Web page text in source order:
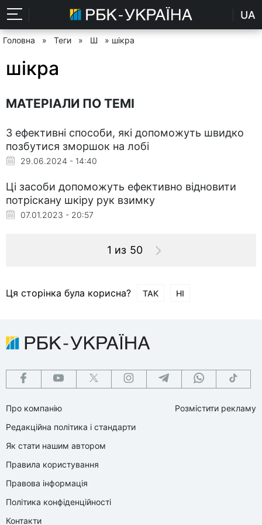
UA
Головна » Теги » Ш » шікра
шікра
МАТЕРІАЛИ ПО ТЕМІ
3 ефективні способи, які допоможуть швидко
позбутися зморшок на лобі
29.06.2024 - 14:40
Ці засоби допоможуть ефективно відновити
потріскану шкіру рук взимку
07.01.2023 - 20:57
1 из 50
Ця сторінка була корисна? ТАК НІ
Про компанію
Редакційна політика і стандарти
Як стати нашим автором
Правила користування
Правова інформація
Політика конфіденційності
Контакти
Розмістити рекламу